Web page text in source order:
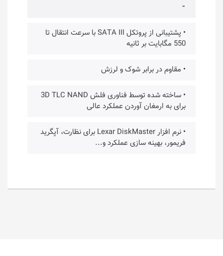
⁃
• پشتیبانی از پروتکل SATA III با سرعت انتقال تا
550 مگابایت بر ثانیه
• مقاوم در برابر شوک و لرزش
• ساخته شده توسط فناوری فلش 3D TLC NAND
برای به ارمغان آوردن عملکرد عالی
• نرم افزار Lexar DiskMaster برای نظارت، آپگرید
فریمور، بهینه سازی عملکرد و...